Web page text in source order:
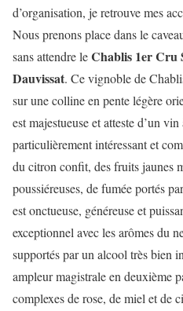
d’organisation, je retrouve mes
Nous prenons place dans le
sans attendre leChablis 1er Cru
Dauvissat. Ce vignoble de
sur une colline en pente légère
est majestueuse et atteste d’un
particulièrement intéressant et
du citron confit, des fruits jaunes
poussiéreuses, de fumée portés
est onctueuse, généreuse et
exceptionnel avec les arômes du
supportés par un alcool très bien
ampleur magistrale en deuxième
complexes de rose, de miel et de